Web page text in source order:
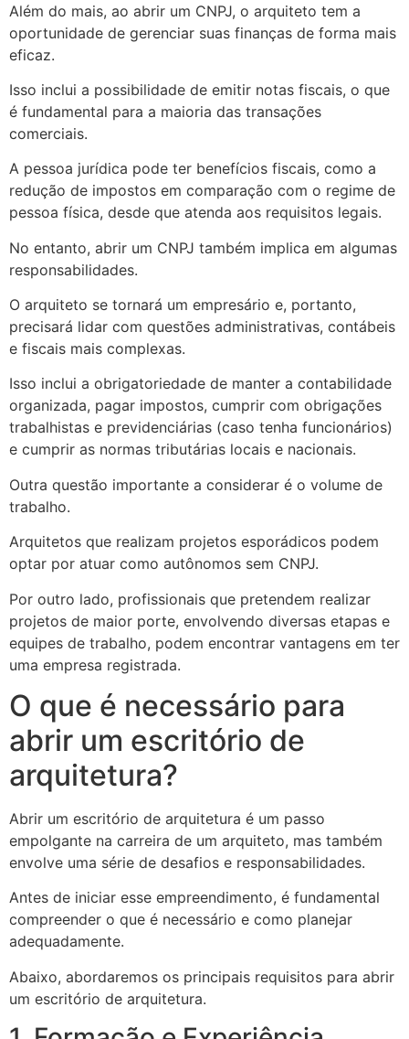
Além do mais, ao abrir um CNPJ, o arquiteto tem a
oportunidade de gerenciar suas finanças de forma mais
eficaz.
Isso inclui a possibilidade de emitir notas fiscais, o que
é fundamental para a maioria das transações
comerciais.
A pessoa jurídica pode ter benefícios fiscais, como a
redução de impostos em comparação com o regime de
pessoa física, desde que atenda aos requisitos legais.
No entanto, abrir um CNPJ também implica em algumas
responsabilidades.
O arquiteto se tornará um empresário e, portanto,
precisará lidar com questões administrativas, contábeis
e fiscais mais complexas.
Isso inclui a obrigatoriedade de manter a contabilidade
organizada, pagar impostos, cumprir com obrigações
trabalhistas e previdenciárias (caso tenha funcionários)
e cumprir as normas tributárias locais e nacionais.
Outra questão importante a considerar é o volume de
trabalho.
Arquitetos que realizam projetos esporádicos podem
optar por atuar como autônomos sem CNPJ.
Por outro lado, profissionais que pretendem realizar
projetos de maior porte, envolvendo diversas etapas e
equipes de trabalho, podem encontrar vantagens em ter
uma empresa registrada.
O que é necessário para
abrir um escritório de
arquitetura?
Abrir um escritório de arquitetura é um passo
empolgante na carreira de um arquiteto, mas também
envolve uma série de desafios e responsabilidades.
Antes de iniciar esse empreendimento, é fundamental
compreender o que é necessário e como planejar
adequadamente.
Abaixo, abordaremos os principais requisitos para abrir
um escritório de arquitetura.